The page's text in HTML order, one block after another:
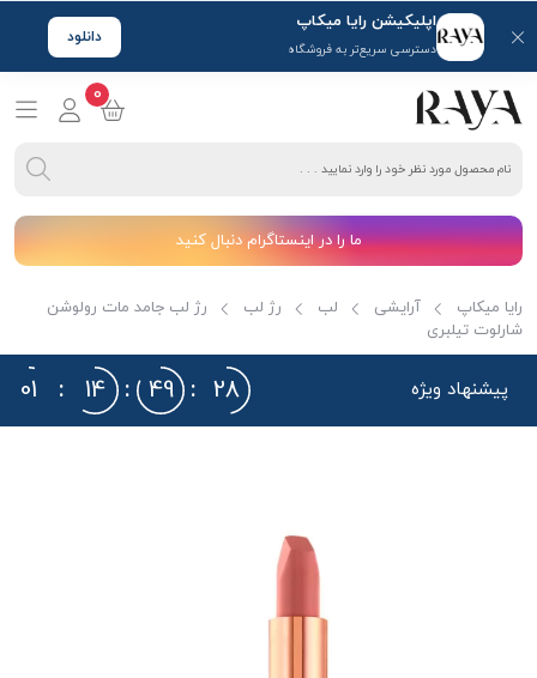
اپلیکیشن رایا میکاپ
دسترسی سریع‌تر به فروشگاه
دانلود
0
ما را در اینستاگرام دنبال کنید
رایا میکاپ آرایشی لب رژ لب
رژ لب جامد مات رولوشن
شارلوت تیلبری
پیشنهاد ویژه 01 : 14 : 49 : 27